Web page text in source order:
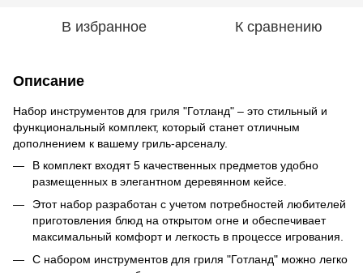
В избранное К сравнению
Описание
Набор инструментов для гриля "Готланд" – это стильный и
функциональный комплект, который станет отличным
дополнением к вашему гриль-арсеналу.
В комплект входят 5 качественных предметов удобно
размещенных в элегантном деревянном кейсе.
Этот набор разработан с учетом потребностей любителей
приготовления блюд на открытом огне и обеспечивает
максимальный комфорт и легкость в процессе игрования.
С набором инструментов для гриля "Готланд" можно легко